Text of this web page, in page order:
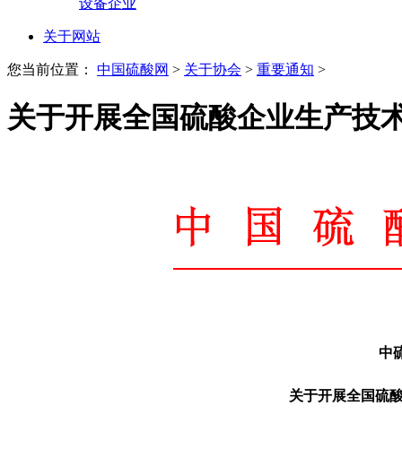
设备企业
关于网站
您当前位置： 中国硫酸网 > 关于协会 > 重要通知 >
关于开展全国硫酸企业生产技
中
关于开展全国硫